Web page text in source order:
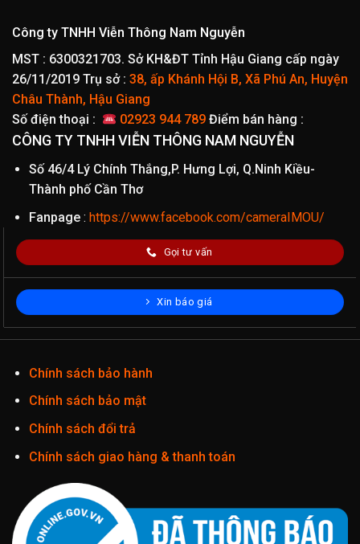
Công ty TNHH Viễn Thông Nam Nguyễn
MST : 6300321703. Sở KH&ĐT Tỉnh Hậu Giang cấp ngày
26/11/2019 Trụ sở : 38, ấp Khánh Hội B, Xã Phú An, Huyện
Châu Thành, Hậu Giang
Số điện thoại :
02923 944 789 Điểm bán hàng :
CÔNG TY TNHH VIỄN THÔNG NAM NGUYỄN
Số 46/4 Lý Chính Thắng,P. Hưng Lợi, Q.Ninh Kiều-
Thành phố Cần Thơ
Fanpage: https://www.facebook.com/cameraIMOU/
Gọi tư vấn
Xin báo giá
Chính sách bảo hành
Chính sách bảo mật
Chính sách đổi trả
Chính sách giao hàng & thanh toán